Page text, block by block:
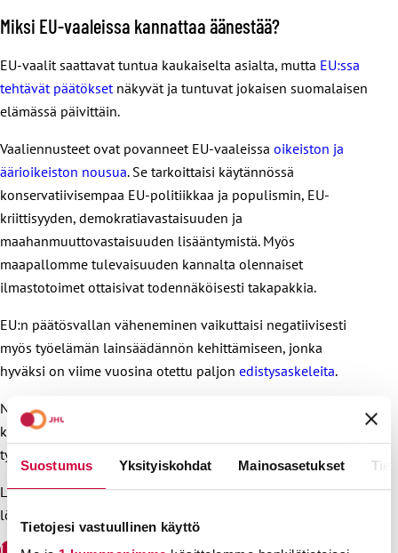
Suostumus Yksityiskohdat Mainosasetukset
Tietojesi vastuullinen käyttö
Miksi EU-vaaleissa kannattaa äänestää?
EU-vaalit saattavat tuntua kaukaiselta asialta, mutta EU:ssa
tehtävät päätökset näkyvät ja tuntuvat jokaisen suomalaisen
elämässä päivittäin.
Vaaliennusteet ovat povanneet EU-vaaleissa oikeiston ja
äärioikeiston nousua. Se tarkoittaisi käytännössä
konservatiivisempaa EU-politiikkaa ja populismin, EU-
kriittisyyden, demokratiavastaisuuden ja
maahanmuuttovastaisuuden lisääntymistä. Myös
maapallomme tulevaisuuden kannalta olennaiset
ilmastotoimet ottaisivat todennäköisesti takapakkia.
EU:n päätösvallan väheneminen vaikuttaisi negatiivisesti
myös työelämän lainsäädännön kehittämiseen, jonka
hyväksi on viime vuosina otettu paljon edistysaskeleita.
Nyt on siis erityisen tärkeää äänestää ehdokkaita, jotka
kannattavat tasa-arvoista työelämää ja arvostavat
työntekijöitä.
Lisätietoja siitä, mitkä EU-vaalit ovat ja mihin ne vaikuttavat,
löydät kattavalta vaalisivultamme